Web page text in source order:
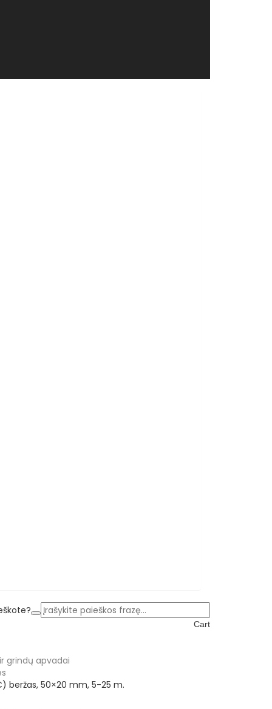
Cart
grindų apvadai
beržas, 50×20 mm, 5-25 m.